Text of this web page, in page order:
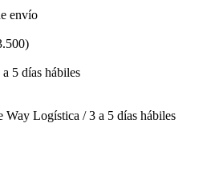
envío
5 días hábiles
Logística / 3 a 5 días hábiles